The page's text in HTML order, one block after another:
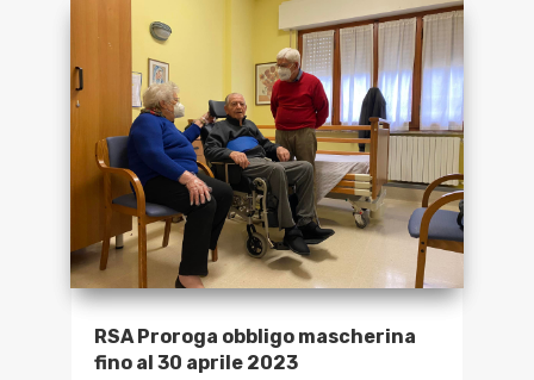
RSA Proroga obbligo mascherina
fino al 30 aprile 2023